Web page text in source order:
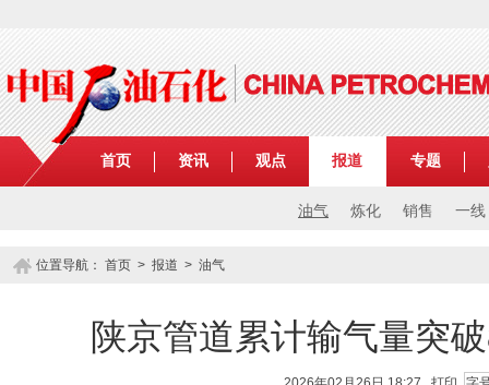
首页 资讯 观点 报道
油气 炼化 销售 一线
专题
位置导航： 首页 > 报道 > 油气
陕京管道累计输气量突